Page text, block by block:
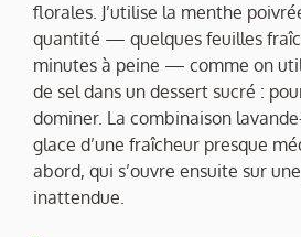
florales. J’utilise la menthe
quantité — quelques feuilles
minutes à peine — comme on
de sel dans un dessert sucré :
dominer. La combinaison
glace d’une fraîcheur presque
abord, qui s’ouvre ensuite sur
inattendue.